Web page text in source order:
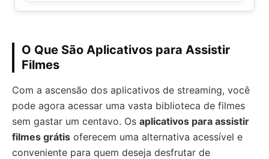
O Que São Aplicativos para Assistir
Filmes
Com a ascensão dos aplicativos de streaming, você
pode agora acessar uma vasta biblioteca de filmes
sem gastar um centavo. Os aplicativos para assistir
filmes grátis oferecem uma alternativa acessível e
conveniente para quem deseja desfrutar de